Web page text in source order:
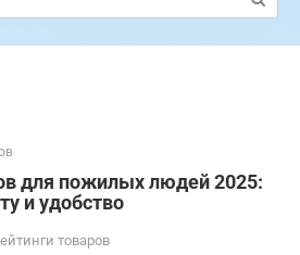
для пожилых людей 2025:
и удобство
товаров